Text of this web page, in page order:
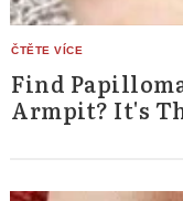
Find
Armpit? It's
Search